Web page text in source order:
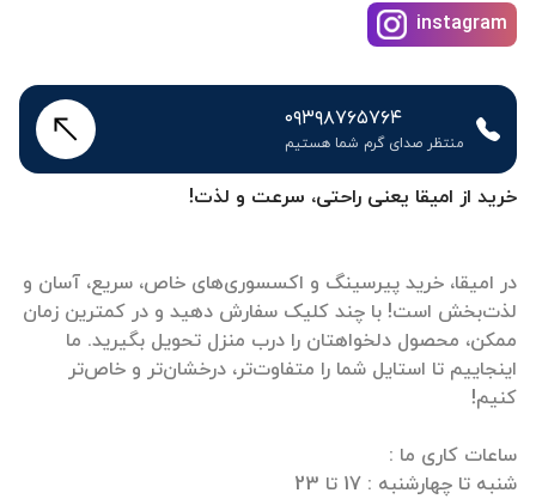
از امیقا یعنی راحتی، سرعت و لذت!
امیقا، خرید پیرسینگ و اکسسوری‌های خاص، سریع، آسان و
است! با چند کلیک سفارش دهید و در کمترین زمان
محصول دلخواهتان را درب منزل تحویل بگیرید. ما
تا استایل شما را متفاوت‌تر، درخشان‌تر و خاص‌تر
instagram
۰۹۳۹۸۷۶۵۷۶۴
منتظر صدای گرم شما هستیم